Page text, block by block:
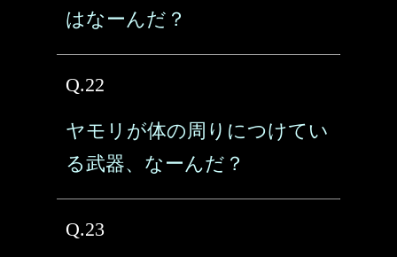
はなーんだ？
Q.22
ヤモリが体の周りにつけてい
る武器、なーんだ？
Q.23